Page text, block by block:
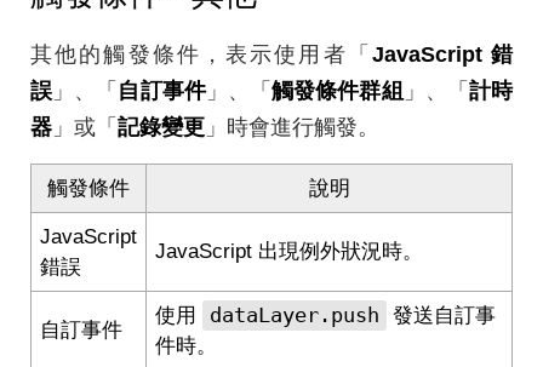
其他的觸發條件，表示使用者「 JavaScript 錯
誤 」、「 自訂事件」、「觸發條件群組 」、「 計時
器 」或「 記錄變更 」時會進行觸發。
觸發條件 說明
JavaScript
錯誤
JavaScript 出現例外狀況時。
自訂事件
使用 dataLayer.push
發送自訂事
件時。